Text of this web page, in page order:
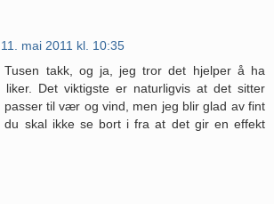
11. mai 2011 kl. 10:35
Tusen takk, og ja, jeg tror det hjelper å ha
liker. Det viktigste er naturligvis at det sitter
passer til vær og vind, men jeg blir glad av fint
du skal ikke se bort i fra at det gir en effekt